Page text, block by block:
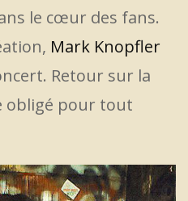
le cœur des fans.
Mark Knopfler
Retour sur la
obligé pour tout